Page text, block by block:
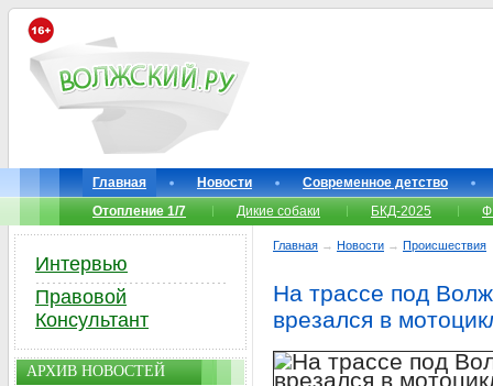
Главная Новости
Современное детство
Отопление 1/7
Дикие собаки БКД-2025
Главная → Новости → Происшествия
На трассе под
врезался в
Интервью
Правовой
Консультант
АРХИВ НОВОСТЕЙ